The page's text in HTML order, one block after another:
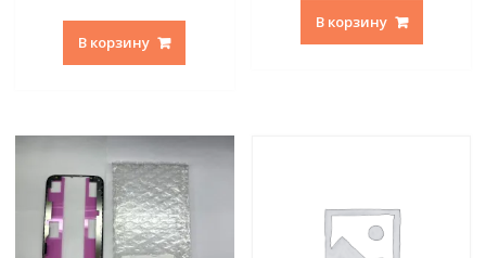
В корзину
В корзину